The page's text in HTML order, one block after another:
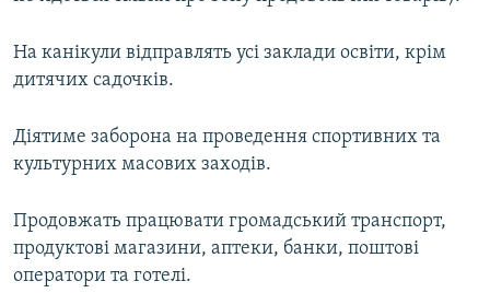
На канікули відправлять усі заклади освіти, крім
дитячих садочків.
Діятиме заборона на проведення спортивних та
культурних масових заходів.
Продовжать працювати громадський транспорт,
продуктові магазини, аптеки, банки, поштові
оператори та готелі.